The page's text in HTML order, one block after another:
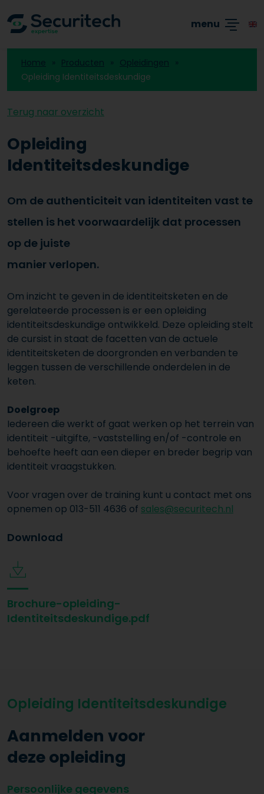
Academy
Producten
Branches
Blogs
menu
Home Producten
Opleidingen
Opleiding Identiteitsdeskundige
Terug naar overzicht
Opleiding
Identiteitsdeskundige
Om de authenticiteit van identiteiten vast te
stellen is het voorwaardelijk dat processen
op de juiste
manier verlopen.
Om inzicht te geven in de identiteitsketen en de
gerelateerde processen is er een opleiding
identiteitsdeskundige ontwikkeld. Deze opleiding stelt
de cursist in staat de facetten van de actuele
identiteitsketen de doorgronden en verbanden te
leggen tussen de verschillende onderdelen in de
keten.
Doelgroep
Iedereen die werkt of gaat werken op het terrein van
identiteit -uitgifte, -vaststelling en/of -controle en
behoefte heeft aan een dieper en breder begrip van
identiteit vraagstukken.
Voor vragen over de training kunt u contact met ons
opnemen op 013-511 4636 of sales@securitech.nl
Download
Brochure-opleiding-
Identiteitsdeskundige.pdf
Opleiding Identiteitsdeskundige
Aanmelden voor
deze opleiding
Persoonlijke gegevens